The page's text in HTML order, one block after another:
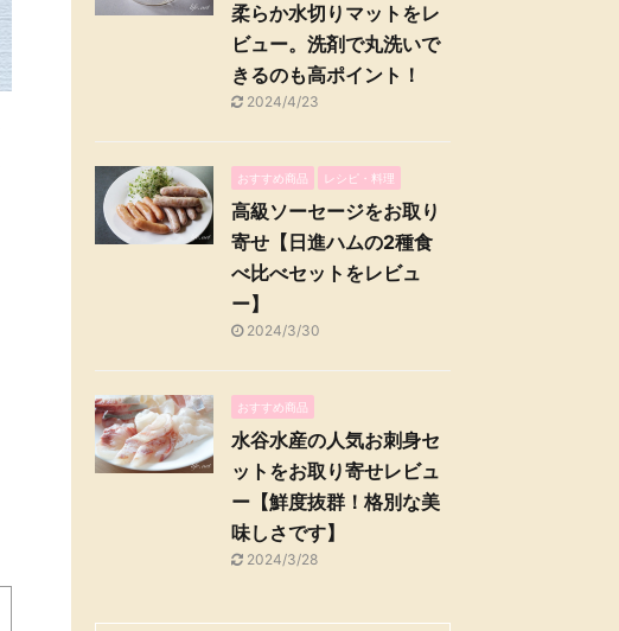
柔らか水切りマットをレ
ビュー。洗剤で丸洗いで
きるのも高ポイント！
2024/4/23
おすすめ商品 レシピ・料理
高級ソーセージをお取り
寄せ【日進ハムの2種食
べ比べセットをレビュ
ー】
2024/3/30
おすすめ商品
水谷水産の人気お刺身セ
ットをお取り寄せレビュ
ー【鮮度抜群！格別な美
味しさです】
2024/3/28